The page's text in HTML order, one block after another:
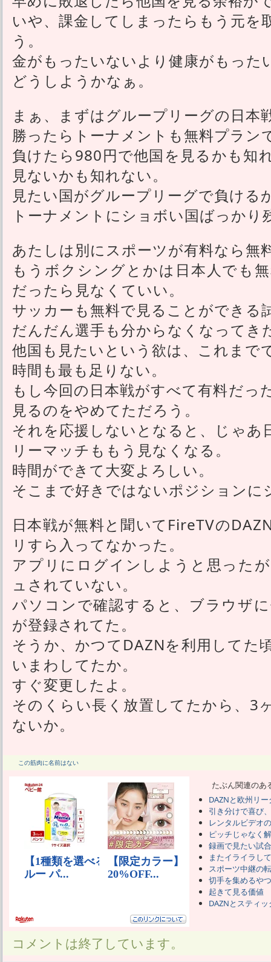
いや、課金してしまったらもう元を
う。
金がもったいないより健康がもった
どうしようかなぁ。
まぁ、まずはグループリーグの日本
勝ったらトーナメントも無料プラン
負けたら980円で他国を見るかも知
見ないかも知れない。
見たい国がグループリーグで負ける
トーナメントにショボい国ばっか
あたしは別にスポーツが有料なら無
もうボクシングとかは日本人でも
だったら見なくていい。
サッカーも無料で見ることができる
だんだん選手も分からなくなってき
他国も見たいという欲は、これまで
時間も最も足りない。
もし今回の日本戦がすべて有料だっ
見るのをやめてただろう。
それを応援しないとなると、じゃあ
リーマッチももう見なくなる。
時間ができて大変よろしい。
そこまで好きではないポジションに
日本戦が無料と聞いてFireTVの
リすら入ってなかった。
アプリにログインしようと思った
ュされていない。
パソコンで確認すると、ブラウザ
が登録されてた。
そうか、かつてDAZNを利用してた
いまわしてたか。
すぐ変更したよ。
そのくらい長く放置してたから、3
ないか。
この筋肉に名前はない
たぶん関連のあ
DAZNと欧州リ
引き分けで喜び
レンタルビデオ
ピッチじゃなく
録画で見たい試合
またイライラし
スポーツ中継の
切手を集めるや
起きて見る価値
DAZNとスティッ
コメントは終了しています。